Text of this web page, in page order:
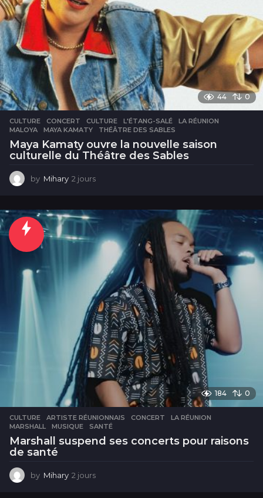
44 0
CULTURE CONCERT ,CULTURE ,L'ÉTANG-SALÉ ,LA RÉUNION
MALOYA
,MAYA KAMATY ,THÉÂTRE DES SABLES
Maya Kamaty ouvre la nouvelle saison
culturelle du Théâtre des Sables
by Mihary 2 jours
u
r
s
184 0
CULTURE ARTISTE RÉUNIONNAIS ,CONCERT ,LA RÉUNION
MARSHALL
,MUSIQUE ,SANTÉ
Marshall suspend ses concerts pour raisons
de santé
by Mihary 2 jours